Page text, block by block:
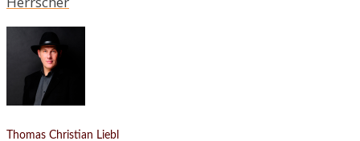
Thomas Christian Liebl